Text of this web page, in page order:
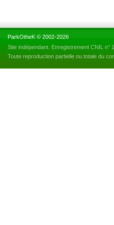
ParkOtheK © 2002-2026
Site indépendant. Enregistrement CNIL n°
Toute reproduction partielle ou totale du